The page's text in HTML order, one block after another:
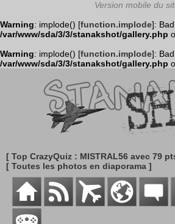
Warning: implode() [function.implode]:
/var/www/sda/3/3/stanakshot/gallery.php
Warning: implode() [function.implode]:
/var/www/sda/3/3/stanakshot/gallery.php
[ Top CrazyQuiz : MISTRAL56 avec 79
[ Toutes les photos en diaporama ]